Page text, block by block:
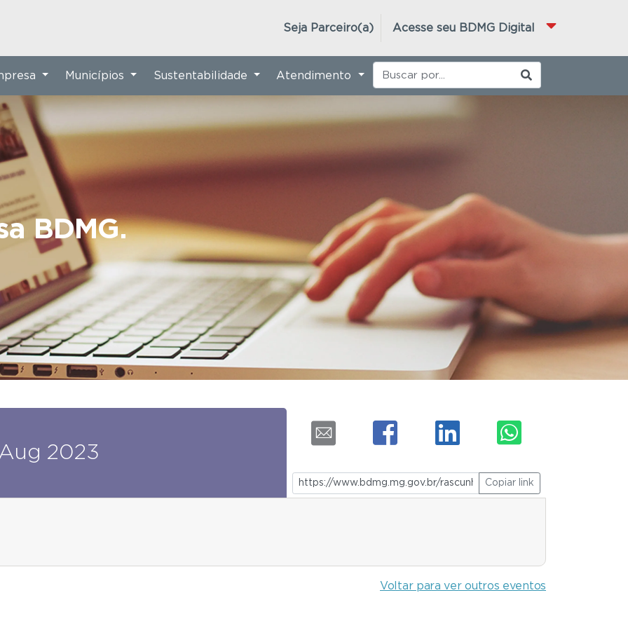
Acesse seu BDMG Digital
Seja Parceiro(a)
BDMG.
Municípios Sustentabilidade Atendimento
2023
Copiar link
Voltar para ver outros eventos